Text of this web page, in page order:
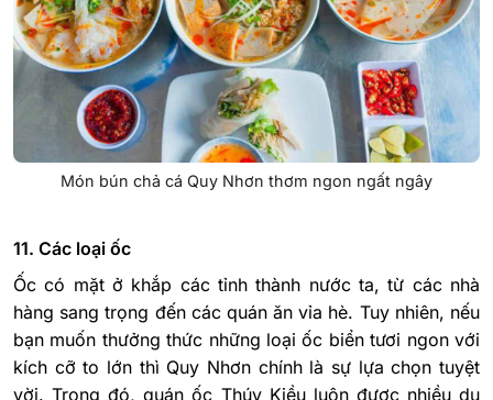
Món bún chả cá Quy Nhơn thơm ngon ngất ngây
11. Các loại ốc
Ốc có mặt ở khắp các tỉnh thành nước ta, từ các nhà
hàng sang trọng đến các quán ăn vỉa hè. Tuy nhiên, nếu
bạn muốn thưởng thức những loại ốc biển tươi ngon với
kích cỡ to lớn thì Quy Nhơn chính là sự lựa chọn tuyệt
vời. Trong đó, quán ốc Thúy Kiều luôn được nhiều du